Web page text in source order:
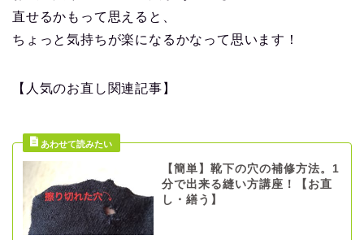
直せるかもって思えると、
ちょっと気持ちが楽になるかなって思います！
【人気のお直し関連記事】
【簡単】靴下の穴の補修方法。1
分で出来る縫い方講座！【お直
し・繕う】